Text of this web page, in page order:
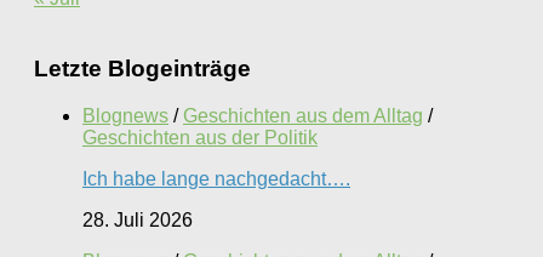
Letzte Blogeinträge
Blognews / Geschichten aus dem Alltag /
Geschichten aus der Politik
Ich habe lange nachgedacht….
28. Juli 2026